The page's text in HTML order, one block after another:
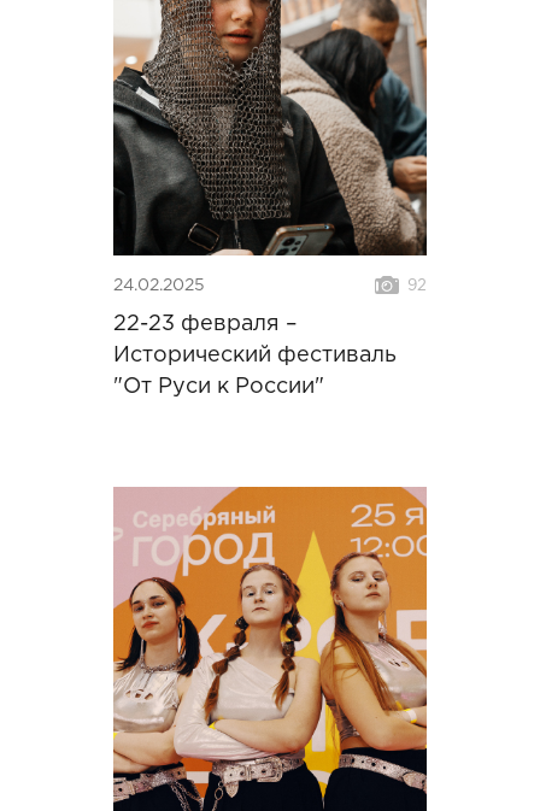
24.02.2025 92
22-23 февраля –
Исторический фестиваль
"От Руси к России"